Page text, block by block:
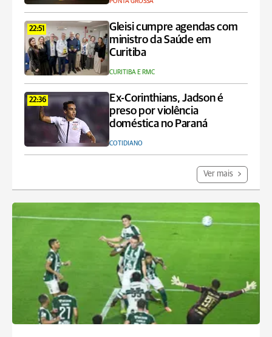
22:51
Gleisi cumpre agendas com
ministro da Saúde em
Curitiba
CURITIBA E RMC
22:36
Ex-Corinthians, Jadson é
preso por violência
doméstica no Paraná
COTIDIANO
Ver mais